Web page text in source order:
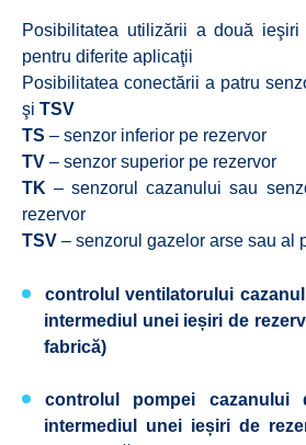
Posibilitatea utilizării a două ieşiri
pentru diferite aplicaţii
Posibilitatea conectării a patru
şi TSV
TS – senzor inferior pe rezervor
TV – senzor superior pe rezervor
TK – senzorul cazanului sau
rezervor
TSV – senzorul gazelor arse sau al
controlul ventilatorului
intermediul unei ieșiri de
fabrică)
controlul pompei
intermediul unei ieșiri de